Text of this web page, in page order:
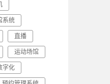
系统
直播
运动场馆
字化